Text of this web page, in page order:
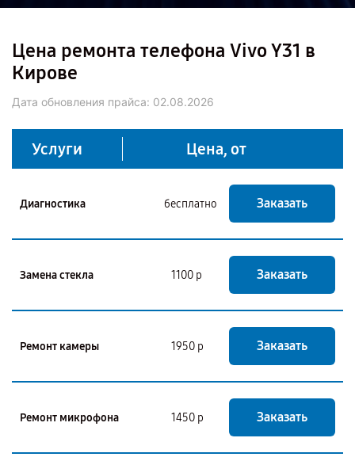
Цена ремонта телефона Vivo Y31 в
Кирове
Дата обновления прайса: 02.08.2026
Услуги Цена, от
Диагностика бесплатно Заказать
Замена стекла 1100 р Заказать
Ремонт камеры 1950 р Заказать
Ремонт микрофона 1450 р Заказать